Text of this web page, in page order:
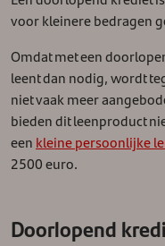
voor kleinere bedragen
Omdat met een
leent dan nodig, wordt
niet vaak meer
bieden dit leenproduct
een kleine persoonlijke
2500 euro.
Doorlopend